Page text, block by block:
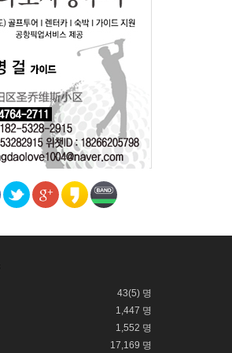
43(5) 명
1,447 명
1,552 명
17,169 명